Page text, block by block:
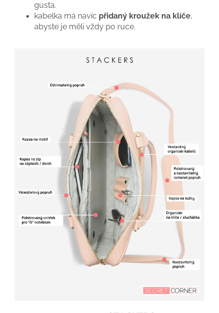
gusta.
kabelka má navíc přidaný kroužek na klíče,
abyste je měli vždy po ruce.